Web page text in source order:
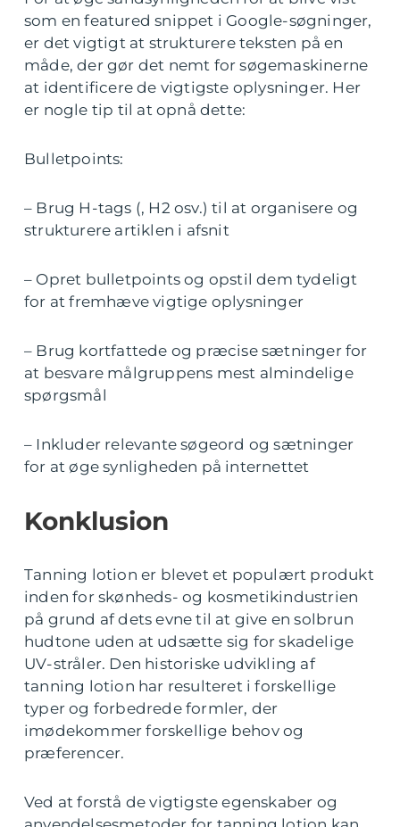
som en featured snippet i Google-søgninger,
er det vigtigt at strukturere teksten på en
måde, der gør det nemt for søgemaskinerne
at identificere de vigtigste oplysninger. Her
er nogle tip til at opnå dette:
Bulletpoints:
– Brug H-tags (, H2 osv.) til at organisere og
strukturere artiklen i afsnit
– Opret bulletpoints og opstil dem tydeligt
for at fremhæve vigtige oplysninger
– Brug kortfattede og præcise sætninger for
at besvare målgruppens mest almindelige
spørgsmål
– Inkluder relevante søgeord og sætninger
for at øge synligheden på internettet
Konklusion
Tanning lotion er blevet et populært produkt
inden for skønheds- og kosmetikindustrien
på grund af dets evne til at give en solbrun
hudtone uden at udsætte sig for skadelige
UV-stråler. Den historiske udvikling af
tanning lotion har resulteret i forskellige
typer og forbedrede formler, der
imødekommer forskellige behov og
præferencer.
Ved at forstå de vigtigste egenskaber og